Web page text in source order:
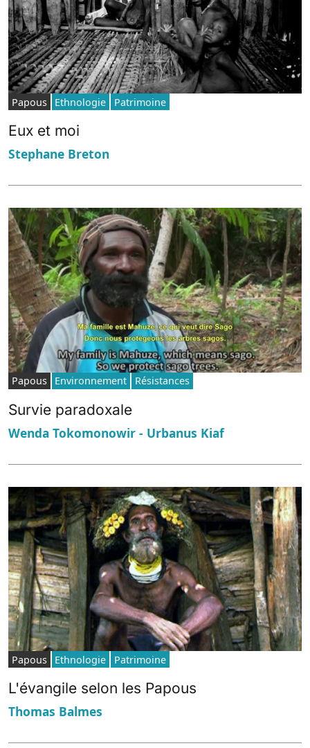
Papous Ethnologie Patrimoine
Eux et moi
Stephane Breton
Papous Environnement Résistances
Survie paradoxale
Wenda Tokomonowir - Urbanus Kiaf
Papous Ethnologie Patrimoine
L'évangile selon les Papous
Thomas Balmes